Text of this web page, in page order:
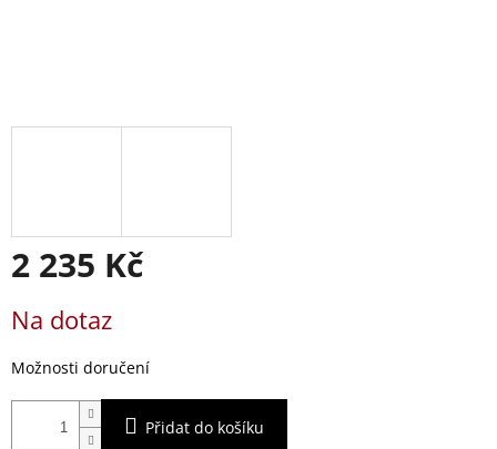
2 235 Kč
cena:
Na dotaz
Možnosti doručení
Přidat do košíku